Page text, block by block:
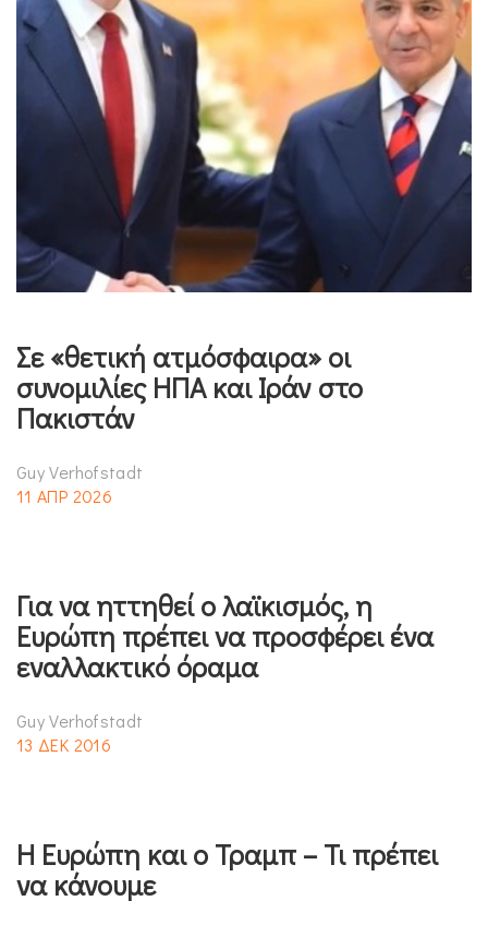
Σε «θετική ατμόσφαιρα» οι
συνομιλίες ΗΠΑ και Ιράν στο
Πακιστάν
Guy Verhofstadt
11 ΑΠΡ 2026
Για να ηττηθεί ο λαϊκισμός, η
Ευρώπη πρέπει να προσφέρει ένα
εναλλακτικό όραμα
Guy Verhofstadt
13 ΔΕΚ 2016
Η Ευρώπη και ο Τραμπ – Τι πρέπει
να κάνουμε